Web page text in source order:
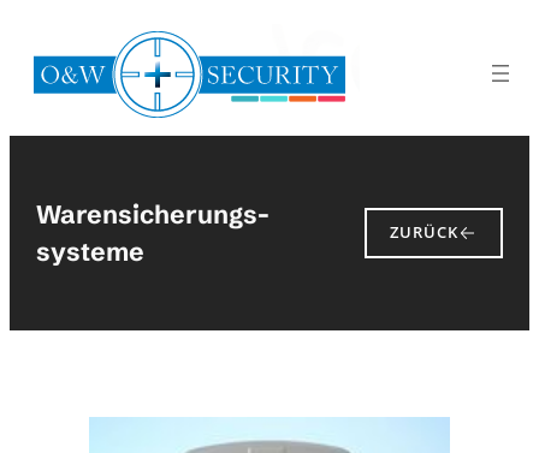
springen
Warensicherungs­
systeme
ZURÜCK